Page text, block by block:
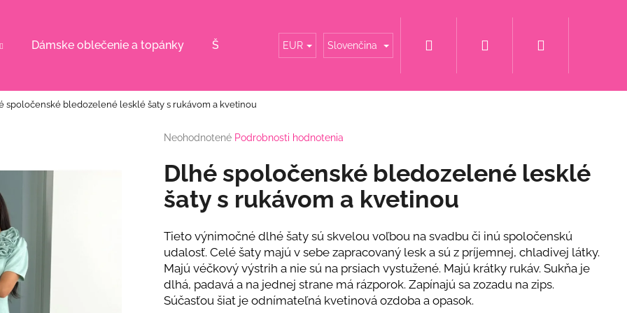
Dámske oblečenie a topánky Šaty pre svadobné mamy Šaty za super cenu Svadobné šaty
EUR Slovenčina Prihlásenie
spoločenské bledozelené lesklé šaty s rukávom a kvetinou
Priemerné
produktu
je
0,0
z
hviezdičiek.
Neohodnotené Podrobnosti hodnotenia
Dlhé spoločenské bledozelené lesklé
šaty s rukávom a kvetinou
Tieto výnimočné dlhé šaty sú skvelou voľbou na svadbu či inú spoločenskú
udalosť. Celé šaty majú v sebe zapracovaný lesk a sú z príjemnej, chladivej látky.
Majú véčkový výstrih a nie sú na prsiach vystužené. Majú krátky rukáv. Sukňa je
dlhá, padavá a na jednej strane má rázporok. Zapínajú sa zozadu na zips.
Súčasťou šiat je odnímateľná kvetinová ozdoba a opasok.
SPOLOČENSKÉ RUŽOVÉ ŠATY S
RUŽOVÝ KOMPLET S KVETINOU